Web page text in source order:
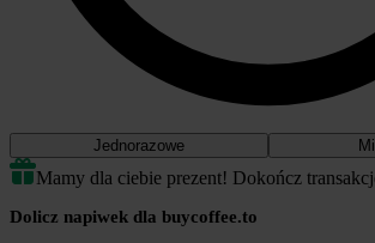
Jednorazowe
Mamy dla ciebie prezent! Dokończ
Dolicz napiwek dla buycoffee.to